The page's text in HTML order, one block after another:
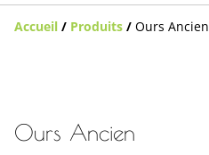
Accueil / Produits / Ours Ancien
Ours Ancien